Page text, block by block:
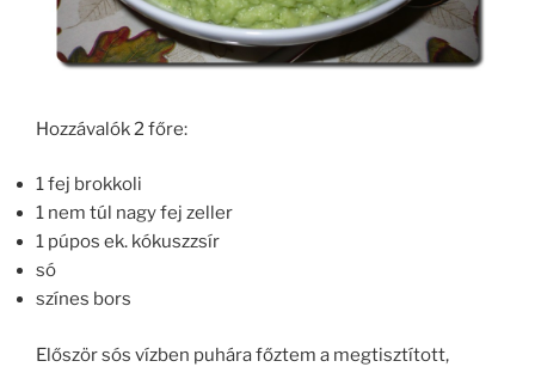
Hozzávalók 2 főre:
1 fej brokkoli
1 nem túl nagy fej zeller
1 púpos ek. kókuszzsír
só
színes bors
Először sós vízben puhára főztem a megtisztított,